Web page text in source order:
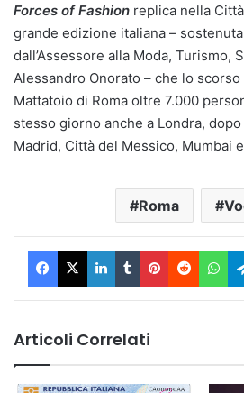
Forces of Fashion replica nella
grande edizione italiana –
dall’Assessore alla Moda, Turismo,
Alessandro Onorato – che lo scorso
Mattatoio di Roma oltre 7.000
stesso giorno anche a Londra,
Madrid, Città del Messico, Mumbai
Roma
Facebook
X LinkedIn
TumblrPinterest
Reddit
Articoli Correlati